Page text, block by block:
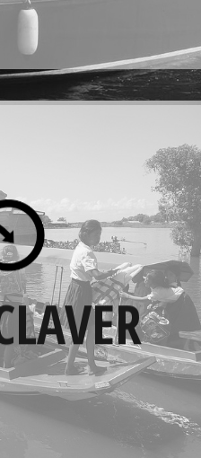
Sans Frontières
pour les malades et à
les enfants.
aux villageois de
de la pêche ou de
la vente au marché,
assure le
de ces